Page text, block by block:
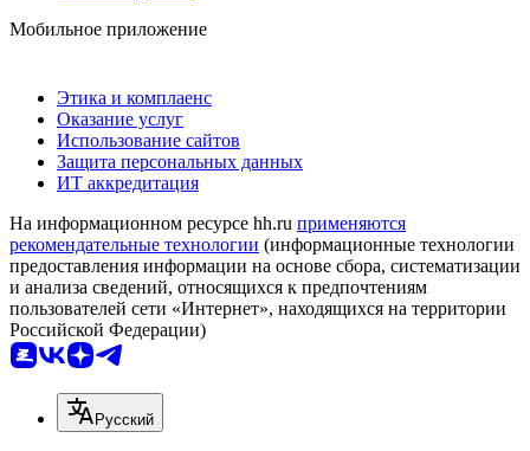
Мобильное приложение
Этика и комплаенс
Оказание услуг
Использование сайтов
Защита персональных данных
ИТ аккредитация
На информационном ресурсе hh.ru применяются
рекомендательные технологии (информационные технологии
предоставления информации на основе сбора, систематизации
и анализа сведений, относящихся к предпочтениям
пользователей сети «Интернет», находящихся на территории
Российской Федерации)
Русский